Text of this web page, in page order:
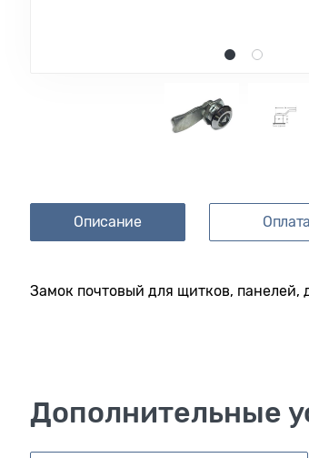
1 2
Описание Оплата
Замок почтовый для щитков, панелей,
Дополнительные